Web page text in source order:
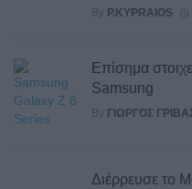
By P.KYPRAIOS
Επίσημα
Samsung
By ΓΙΏΡΓΟΣ
Διέρρευσε το